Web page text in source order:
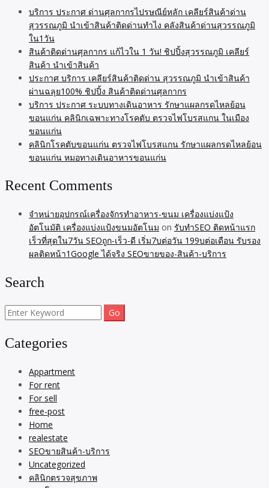
บริการ ประกาศ ด่านศุลกากรไปรษณีย์หลัก เคลียร์สินค้าด่าน
สุวรรณภูมิ นำเข้าสินค้าติดด่านทำไง คลังสินค้าด่านสุวรรณภูมิ
ใน1วัน
สินค้าติดด่านศุลกากร แก้ไวใน 1 วัน! ชิปปิ้งสุวรรณภูมิ เคลียร์
สินค้า นำเข้าสินค้า
ประกาศ บริการ เคลียร์สินค้าติดด่าน สุวรรณภูมิ นำเข้าสินค้า
ผ่านฉลุย100% ชิปปิ้ง สินค้าติดด่านศุลกากร
บริการ ประกาศ ระบบทางเดินอาหาร รักษาแผลกรดไหลย้อน
ขอนแก่น คลินิกเฉพาะทางโรคตับ ตรวจไฟโบรสแกน ในเมือง
ขอนแก่น
คลินิกโรคตับขอนแก่น ตรวจไฟโบรสแกน รักษาแผลกรดไหลย้อน
ขอนแก่น หมอทางเดินอาหารขอนแก่น
Recent Comments
จำหน่ายอุปกรณ์เครื่องจักรทำอาหาร-ขนม เครื่องแบ่งแป้ง
อัตโนมัติ เครื่องแบ่งแป้งขนมอัตโนม on รับทำSEO ติดหน้าแรก
เร็วที่สุดใน7วัน SEOถูก-เร็ว-ดี เริ่ม7บต่อวัน 199บต่อเดือน รับรอง
ผลติดหน้า1Google ได้จริง SEOขายของ-สินค้า-บริการ
Search
Search
for:
Categories
Appartment
For rent
For sell
free-post
Home
realestate
SEOขายสินค้า-บริการ
Uncategorized
คลินิกตรวจสุขภาพ